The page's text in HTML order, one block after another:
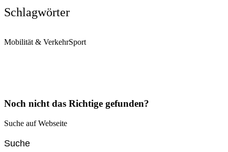
Schlagwörter
Mobilität & VerkehrSport
Noch nicht das Richtige gefunden?
Suche auf Webseite